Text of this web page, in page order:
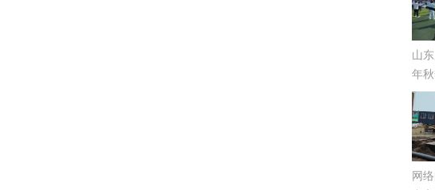
山
年
举办
网